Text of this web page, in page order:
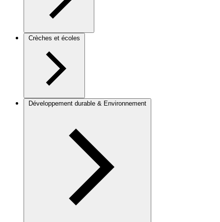
Crèches et écoles
Développement durable & Environnement